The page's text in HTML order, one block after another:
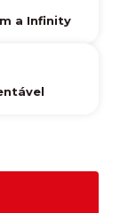
a Infinity